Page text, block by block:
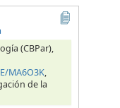
(CBPar),
MA6O3K,
de la